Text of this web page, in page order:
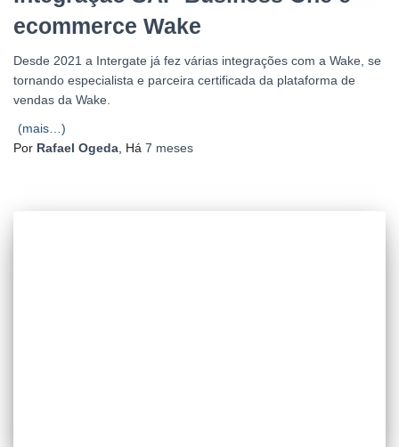
ecommerce Wake
Desde 2021 a Intergate já fez várias integrações com a Wake, se
tornando especialista e parceira certificada da plataforma de
vendas da Wake.
(mais…)
Por Rafael Ogeda , Há 7 meses